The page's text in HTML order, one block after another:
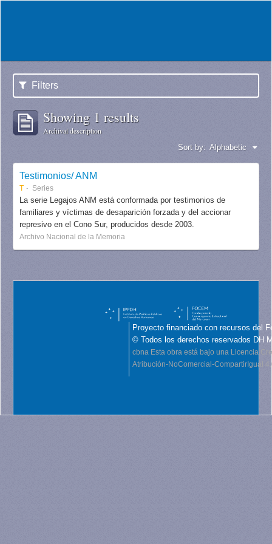
Filters
Showing 1 results
Archival description
Sort by: Alphabetic
Testimonios/ ANM
T Series
La serie Legajos ANM está conformada por testimonios de
familiares y víctimas de desaparición forzada y del accionar
represivo en el Cono Sur, producidos desde 2003.
Archivo Nacional de la Memoria
Proyecto financiado con recursos del
© Todos los derechos reservados DH
cbna Esta obra está bajo una Licencia
Atribución-NoComercial-CompartirIgual